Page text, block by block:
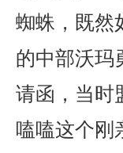
蜘蛛，既然
的中部沃玛
请函，当时
嗑嗑这个刚